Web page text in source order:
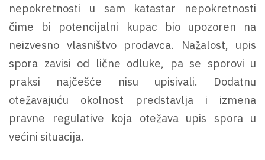
nepokretnosti u sam katastar nepokretnosti
čime bi potencijalni kupac bio upozoren na
neizvesno vlasništvo prodavca. Nažalost, upis
spora zavisi od lične odluke, pa se sporovi u
praksi najčešće nisu upisivali. Dodatnu
otežavajuću okolnost predstavlja i izmena
pravne regulative koja otežava upis spora u
većini situacija.